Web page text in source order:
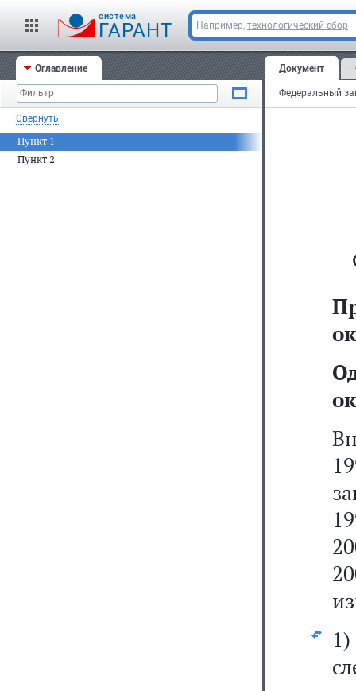
cистема
ГАРАНТ Например, технологический сбор
Оглавление
Свернуть
Пункт 1
Пункт 2
Документ